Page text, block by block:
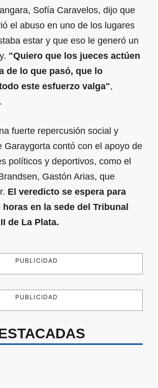
Sofía Caravelos, dijo que
el abuso en uno de los lugares
estar y que eso le generó un
"Quiero que los jueces actúen
de lo que pasó, que lo
este esfuerzo valga",
fuerte repercusión social y
Garaygorta contó con el apoyo de
políticos y deportivos, como el
Gastón Arias, que
El veredicto se espera para
horas en la sede del Tribunal
de La Plata.
PUBLICIDAD
PUBLICIDAD